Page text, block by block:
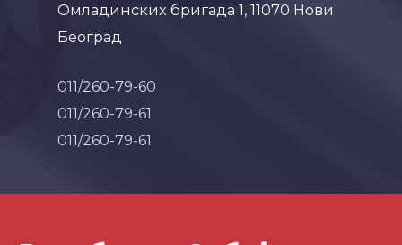
Омладинских бригада 1, 11070 Нови
Београд
011/260-79-60
011/260-79-61
011/260-79-61